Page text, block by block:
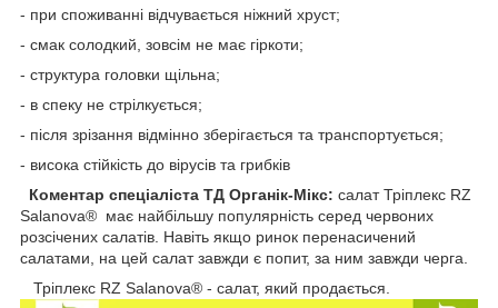
- при споживанні відчувається ніжний хруст;
- смак солодкий, зовсім не має гіркоти;
- структура головки щільна;
- в спеку не стрілкується;
- після зрізання відмінно зберігається та транспортується;
- висока стійкість до вірусів та грибків
Коментар спеціаліста ТД Органік-Мікс: салат Тріплекс RZ
Salanova® має найбільшу популярність серед червоних
розсічених салатів. Навіть якщо ринок перенасичений
салатами, на цей салат завжди є попит, за ним завжди черга.
Тріплекс RZ Salanova® - салат, який продається.